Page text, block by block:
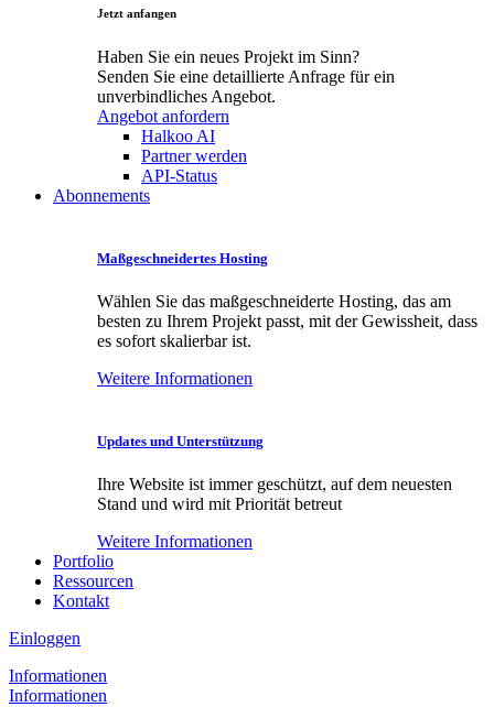
Jetzt anfangen
Haben Sie ein neues Projekt im Sinn?
Senden Sie eine detaillierte Anfrage für ein
unverbindliches Angebot.
Angebot anfordern
Halkoo AI
Partner werden
API-Status
Abonnements
Maßgeschneidertes Hosting
Wählen Sie das maßgeschneiderte Hosting, das am
besten zu Ihrem Projekt passt, mit der Gewissheit, dass
es sofort skalierbar ist.
Weitere Informationen
Updates und Unterstützung
Ihre Website ist immer geschützt, auf dem neuesten
Stand und wird mit Priorität betreut
Weitere Informationen
Portfolio
Ressourcen
Kontakt
Einloggen
Informationen
Informationen